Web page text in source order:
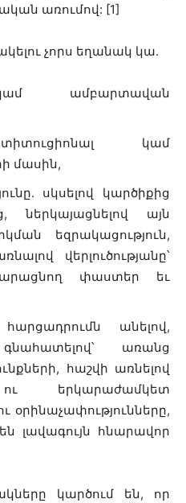
առումով: [1]
չորս եղանակ կա.
ամբարտավան
կամ
մասին,
սկսելով կարծիքից
ներկայացնելով այն
եզրակացություն,
վերլուծությանը՝
փաստեր եւ
անելով,
առանց
հաշվի առնելով
երկարաժամկետ
օրինաչափությունները,
լավագույն հնարավոր
կարծում են, որ